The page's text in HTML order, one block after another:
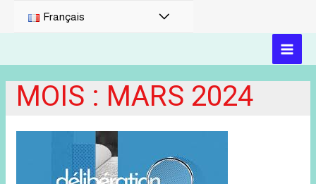
Français PERMUTATEUR
MENU
MOIS : MARS 2024